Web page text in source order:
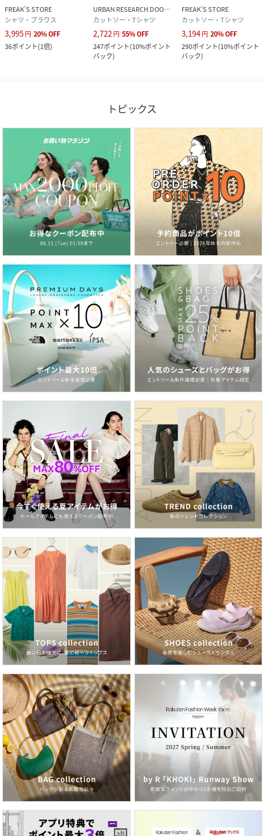
FREAK’S STORE
シャツ・ブラウス
3,995円 20%OFF
36ポイント(1倍)
URBAN RESEARCH DOORS
カットソー・Tシャツ
2,722 円 55%OFF
247ポイント(10%ポイント
バック)
FREAK’S STORE
カットソー・Tシャツ
3,194円 20%OFF
290ポイント(10%ポイント
バック)
トピックス